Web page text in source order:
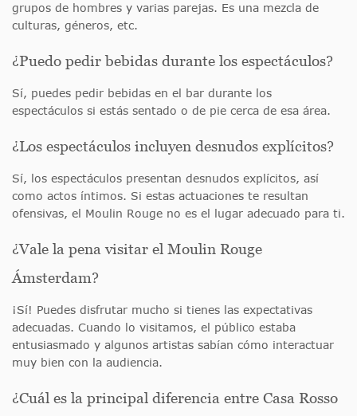
grupos de hombres y varias parejas. Es una mezcla de
culturas, géneros, etc.
¿Puedo pedir bebidas durante los espectáculos?
Sí, puedes pedir bebidas en el bar durante los
espectáculos si estás sentado o de pie cerca de esa área.
¿Los espectáculos incluyen desnudos explícitos?
Sí, los espectáculos presentan desnudos explícitos, así
como actos íntimos. Si estas actuaciones te resultan
ofensivas, el Moulin Rouge no es el lugar adecuado para ti.
¿Vale la pena visitar el Moulin Rouge
Ámsterdam?
¡Sí! Puedes disfrutar mucho si tienes las expectativas
adecuadas. Cuando lo visitamos, el público estaba
entusiasmado y algunos artistas sabían cómo interactuar
muy bien con la audiencia.
¿Cuál es la principal diferencia entre Casa Rosso